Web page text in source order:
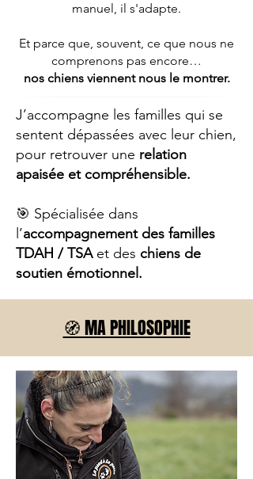
manuel, il s'adapte.
Et parce que, souvent, ce que nous ne
comprenons pas encore…
nos chiens viennent nous le montrer.
J’accompagne les familles qui se
sentent dépassées avec leur chien,
pour retrouver une relation
apaisée et compréhensible.
🎯 Spécialisée dans
l’accompagnement des familles
TDAH / TSAet des chiens de
soutien émotionnel.
🧭 MA PHILOSOPHIE